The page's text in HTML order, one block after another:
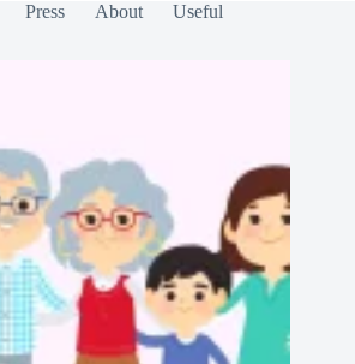
Press About Useful